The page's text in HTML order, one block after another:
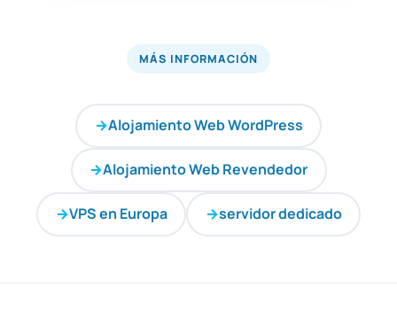
MÁS INFORMACIÓN
Alojamiento Web WordPress
Alojamiento Web Revendedor
VPS en Europa servidor dedicado